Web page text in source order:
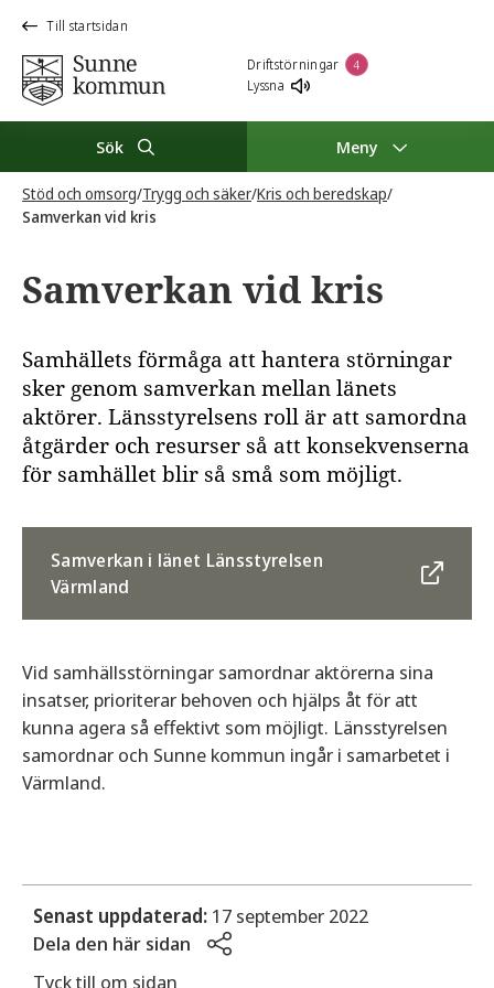
Till startsidan
Driftstörningar 4
Lyssna
Sök Meny
Stöd och omsorg/Trygg och säker/Kris och beredskap/
Samverkan vid kris
Samverkan vid kris
Samhällets förmåga att hantera störningar
sker genom samverkan mellan länets
aktörer. Länsstyrelsens roll är att samordna
åtgärder och resurser så att konsekvenserna
för samhället blir så små som möjligt.
Samverkan i länet Länsstyrelsen
Värmland
Vid samhällsstörningar samordnar aktörerna sina
insatser, prioriterar behoven och hjälps åt för att
kunna agera så effektivt som möjligt. Länsstyrelsen
samordnar och Sunne kommun ingår i samarbetet i
Värmland.
Senast uppdaterad: 17 september 2022
Dela den här sidan
Tyck till om sidan